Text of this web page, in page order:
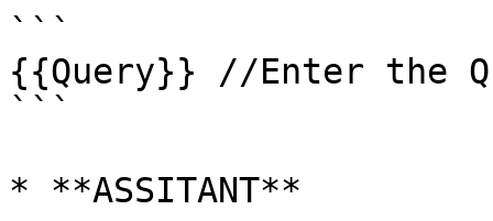
```
{{Query}} //Enter the
```
* **ASSITANT**